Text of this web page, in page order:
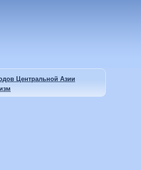
Центральной Азии